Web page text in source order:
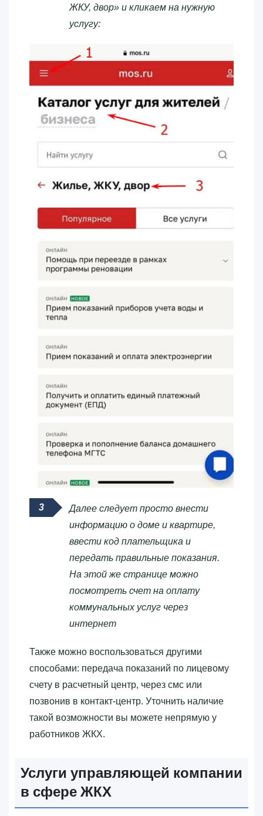
ЖКУ, двор» и кликаем на нужную
услугу:
Далее следует просто внести
информацию о доме и квартире,
ввести код плательщика и
передать правильные показания.
На этой же странице можно
посмотреть счет на оплату
коммунальных услуг через
интернет
Также можно воспользоваться другими
способами: передача показаний по лицевому
счету в расчетный центр, через смс или
позвонив в контакт-центр. Уточнить наличие
такой возможности вы можете непрямую у
работников ЖКХ.
Услуги управляющей компании
в сфере ЖКХ